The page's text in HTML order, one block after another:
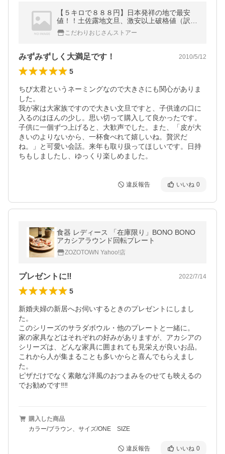
【５キロで８８８円】日本発祥の地で最安
値！！土佐露地文旦、激安以上破格値（訳あ
り わけあり）61％OFF！高知産
こだわりおじさんストアー
みずみずしく大満足です！ 2010/5/12
5
ちび太君というネーミングなので大きさにも関心がありま
した。
我が家は大家族ですので大きい文旦ですと、子供達の口に
入るのはほんの少し。思い切って購入して良かったです。
子供に一個ずつ上げると、大歓声でした。また、「皮が大
きいのよりないから、一杯食べれて嬉しいね。贅沢だ
ね。」と可愛い会話。来年も取り扱ってほしいです。日持
ちもしましたし、ゆっくり楽しめました。
違反報告 いいね 0
食器 レディース 「在庫限り」BONO BONO
アカシアラウンド回転プレート
ZOZOTOWN Yahoo!店
プレゼントに‼ 2022/7/14
5
新婚夫婦の新居へお伺いするときのプレゼントにしまし
た。
このシリーズのサラダボウル・他のプレートと一緒に。
家の家具などはそれぞれの好みがありますが、アカシアの
シリーズは、どんな家具に囲まれても見栄えが良いお品。
これから人が集まることも多いからと喜んでもらえまし
た。
ピザだけでなく素敵な洋風のおつまみをのせても映えるの
でお勧めです‼‼
購入した商品
カラー/ブラウン、サイズ/ONE SIZE
違反報告 いいね 0